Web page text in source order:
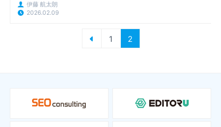
伊藤 航太朗
2026.02.09
1 2